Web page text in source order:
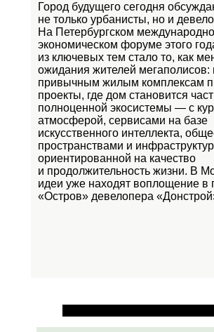
Город будущего сегодня
не только урбанисты, но и
На Петербургском
экономическом форуме этого
из ключевых тем стало то, как
ожидания жителей мегаполисов:
привычным жилым комплексам
проекты, где дом становится
полноценной экосистемы — с
атмосферой, сервисами на базе
искусственного интеллекта,
пространствами и
ориентированной на качество
и продолжительность жизни. В
идеи уже находят воплощение в
«Остров» девелопера